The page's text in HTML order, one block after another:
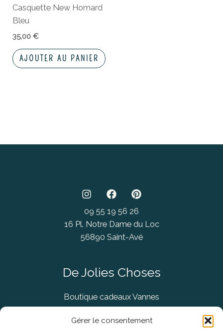
Gérer le consentement
Casquette New Homard
Bleu
35,00€
AJOUTER AU PANIER
09 55 19 56 26
16 Pl. Notre Dame du Loc
56890 Saint-Avé
De Jolies Choses
Boutique cadeaux Vannes
Concept Store Vannes